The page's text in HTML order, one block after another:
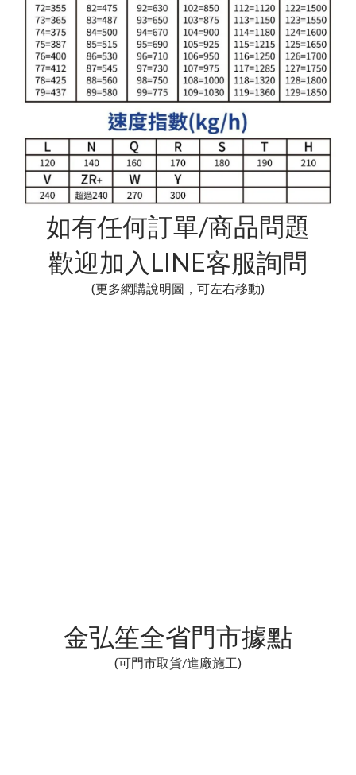
如有任何訂單/商品問題
歡迎加入LINE客服詢問
(更多網購說明圖，可左右移動)
金弘笙全省門市據點
(可門市取貨/進廠施工)